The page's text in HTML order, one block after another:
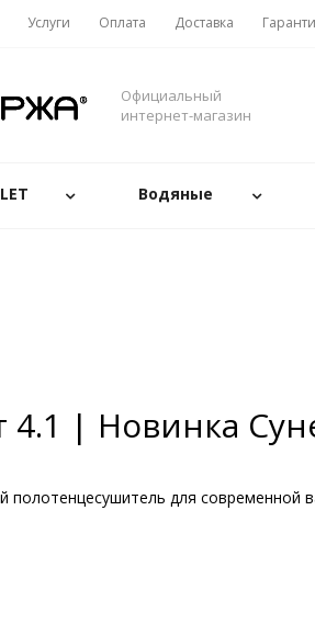
Услуги Оплата Доставка
Официальный
интернет-магазин
Водяные
4.1 | Новинка
полотенцесушитель для современной